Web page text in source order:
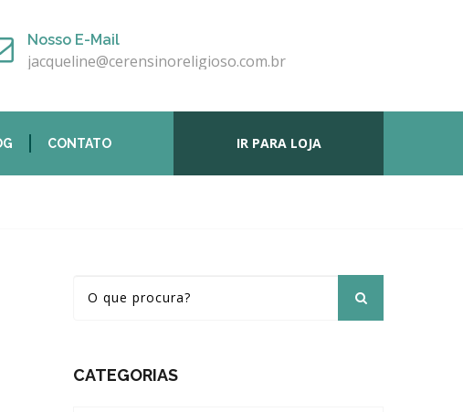
Nosso E-Mail
jacqueline@cerensinoreligioso.com.br
CONTATO IR PARA LOJA
CATEGORIAS